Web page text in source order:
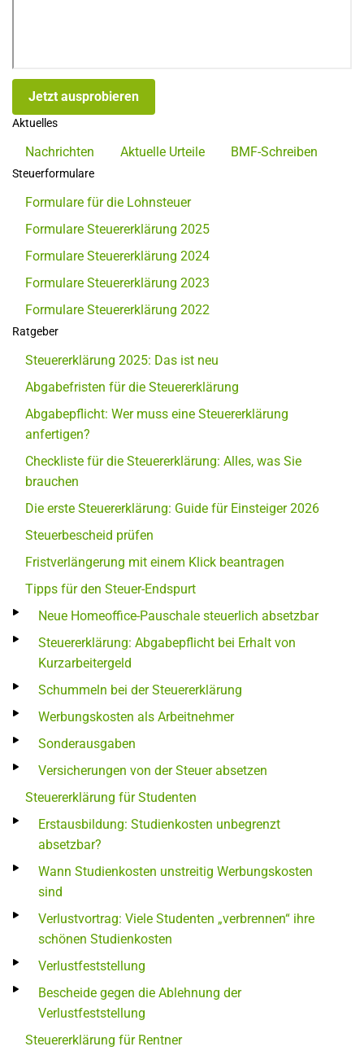
Jetzt ausprobieren
Aktuelles
Nachrichten Aktuelle Urteile BMF-Schreiben
Steuerformulare
Formulare für die Lohnsteuer
Formulare Steuererklärung 2025
Formulare Steuererklärung 2024
Formulare Steuererklärung 2023
Formulare Steuererklärung 2022
Ratgeber
Steuererklärung 2025: Das ist neu
Abgabefristen für die Steuererklärung
Abgabepflicht: Wer muss eine Steuererklärung
anfertigen?
Checkliste für die Steuererklärung: Alles, was Sie
brauchen
Die erste Steuererklärung: Guide für Einsteiger 2026
Steuerbescheid prüfen
Fristverlängerung mit einem Klick beantragen
Tipps für den Steuer-Endspurt
Neue Homeoffice-Pauschale steuerlich absetzbar
Steuererklärung: Abgabepflicht bei Erhalt von
Kurzarbeitergeld
Schummeln bei der Steuererklärung
Werbungskosten als Arbeitnehmer
Sonderausgaben
Versicherungen von der Steuer absetzen
Steuererklärung für Studenten
Erstausbildung: Studienkosten unbegrenzt
absetzbar?
Wann Studienkosten unstreitig Werbungskosten
sind
Verlustvortrag: Viele Studenten „verbrennen“ ihre
schönen Studienkosten
Verlustfeststellung
Bescheide gegen die Ablehnung der
Verlustfeststellung
Steuererklärung für Rentner